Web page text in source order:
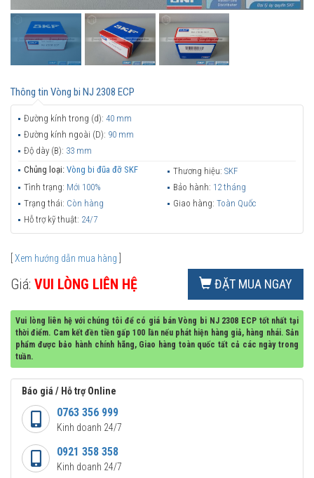
Thông tin Vòng bi NJ 2308 ECP
Đường kính trong (d): 40 mm
Đường kính ngoài (D): 90 mm
Độ dày (B): 33 mm
Chủng loại: Vòng bi đũa đỡ SKF Thương hiệu: SKF
Tình trạng: Mới 100% Bảo hành: 12 tháng
Trạng thái: Còn hàng Giao hàng: Toàn Quốc
Hỗ trợ kỹ thuật: 24/7
Xem hướng dẫn mua hàng
Giá: VUI LÒNG LIÊN HỆ ĐẶT MUA NGAY
Vui lòng liên hệ với chúng tôi để có giá bán Vòng bi NJ 2308 ECP tốt nhất tại
thời điểm. Cam kết đền tiền gấp 100 lần nếu phát hiện hàng giả, hàng nhái. Sản
phẩm được bảo hành chính hãng, Giao hàng toàn quốc tất cả các ngày trong
tuần.
Báo giá / Hỗ trợ Online
0763 356 999
Kinh doanh 24/7
0921 358 358
Kinh doanh 24/7